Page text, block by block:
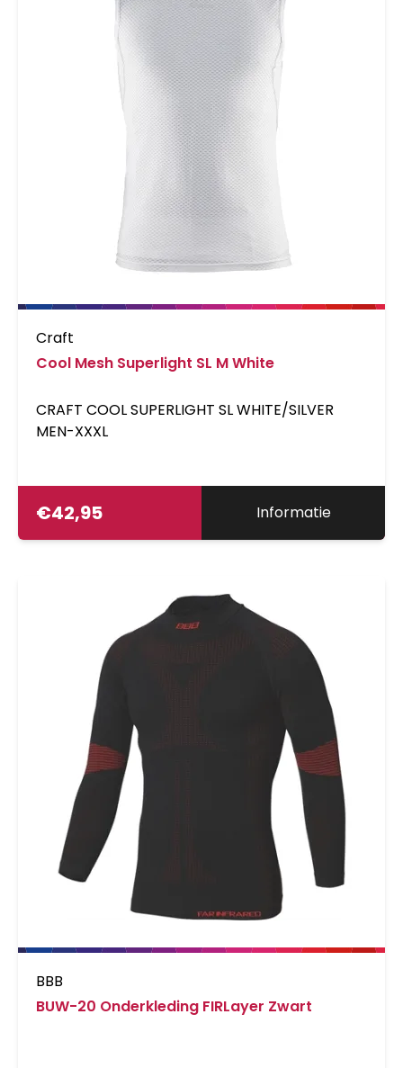
Craft
Cool Mesh Superlight SL M White
CRAFT COOL SUPERLIGHT SL WHITE/SILVER
MEN-XXXL
€42,95 Informatie
BBB
BUW-20 Onderkleding FIRLayer Zwart